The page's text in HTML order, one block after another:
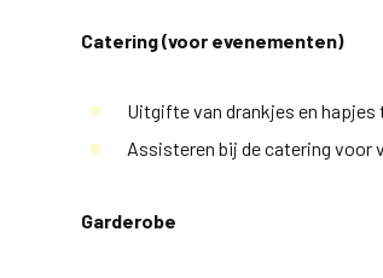
Catering (voor evenementen)
Uitgifte van drankjes en
Assisteren bij de catering voor
Garderobe